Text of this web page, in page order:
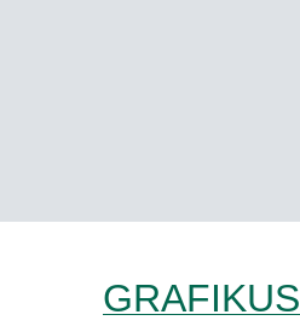
GRAFIKUS